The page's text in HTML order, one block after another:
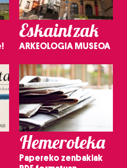
Eskaintzak
ARKEOLOGIA MUSEOA
Hemeroteka
Papereko zenbakiak